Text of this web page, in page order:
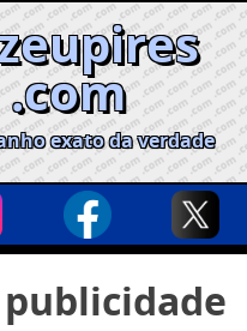
.com
exato da verdade